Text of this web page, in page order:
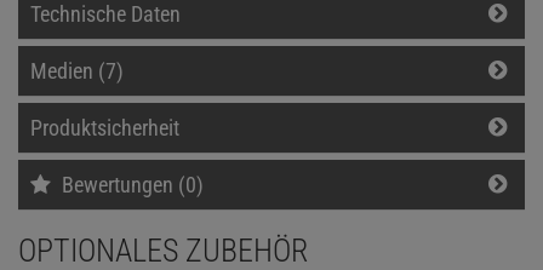
Technische Daten
Medien (7)
Produktsicherheit
Bewertungen (0)
OPTIONALES ZUBEHÖR